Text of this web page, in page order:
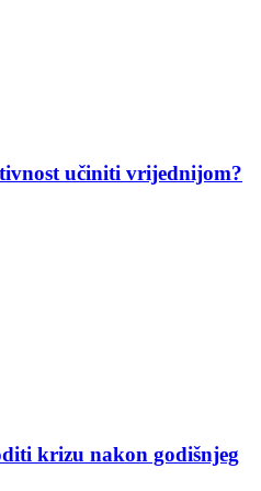
učiniti vrijednijom?
krizu nakon godišnjeg